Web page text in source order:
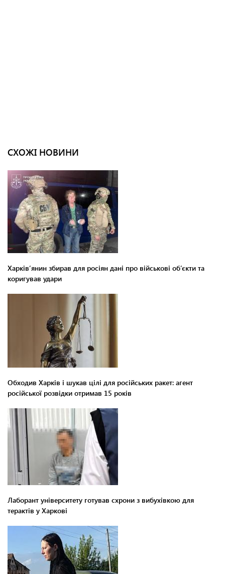
СХОЖІ НОВИНИ
Харків’янин збирав для росіян дані про військові об’єкти та
коригував удари
Обходив Харків і шукав цілі для російських ракет: агент
російської розвідки отримав 15 років
Лаборант університету готував схрони з вибухівкою для
терактів у Харкові